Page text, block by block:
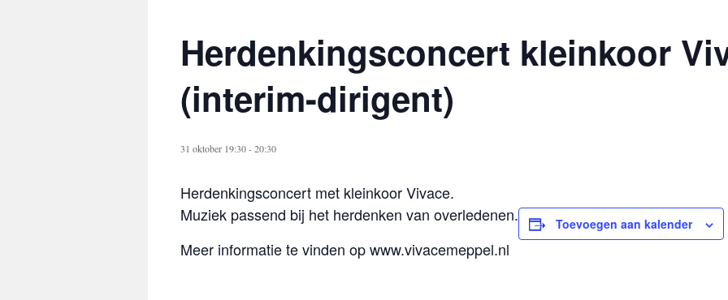
Herdenkingsconcert kleinkoor
(interim-dirigent)
31 oktober 19:30-20:30
Herdenkingsconcert met kleinkoor Vivace.
Muziek passend bij het herdenken van overledenen.
Meer informatie te vinden op www.vivacemeppel.nl
Toevoegen aan kalender